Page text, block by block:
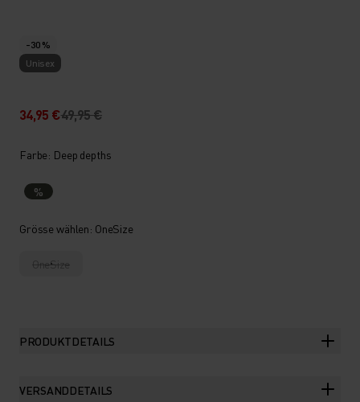
-30 %
Unisex
34,95 €49,95 €
Farbe: Deep depths
%
Grösse wählen: OneSize
OneSize
PRODUKTDETAILS
VERSANDDETAILS